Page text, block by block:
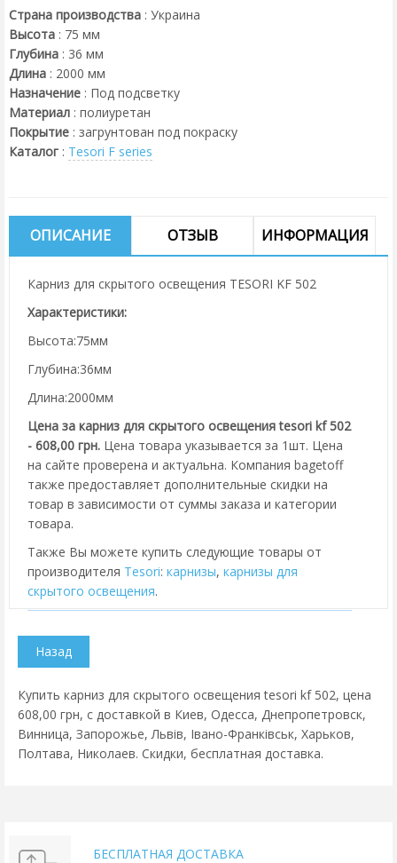
Страна производства : Украина
Высота : 75 мм
Глубина : 36 мм
Длина : 2000 мм
Назначение : Под подсветку
Материал : полиуретан
Покрытие : загрунтован под покраску
Каталог : Tesori F series
ОПИСАНИЕ ОТЗЫВ ИНФОРМАЦИЯ
Карниз для скрытого освещения TESORI KF 502
Характеристики:
Высота:75мм
Глубина:36мм
Длина:2000мм
Цена за карниз для скрытого освещения tesori kf 502
- 608,00 грн. Цена товара указывается за 1шт. Цена
на сайте проверена и актуальна. Компания bagetoff
также предоставляет дополнительные скидки на
товар в зависимости от суммы заказа и категории
товара.
Также Вы можете купить следующие товары от
производителя Tesori: карнизы, карнизы для
скрытого освещения.
Купить карниз для скрытого освещения tesori kf 502, цена
608,00 грн, с доставкой в Киев, Одесса, Днепропетровск,
Винница, Запорожье, Львів, Івано-Франківськ, Харьков,
Полтава, Николаев. Скидки, бесплатная доставка.
БЕСПЛАТНАЯ ДОСТАВКА